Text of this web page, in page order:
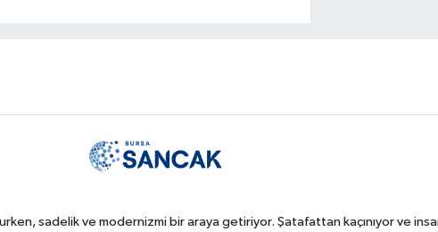
sadelik ve modernizmi bir araya getiriyor. Şatafattan kaçınıyor ve